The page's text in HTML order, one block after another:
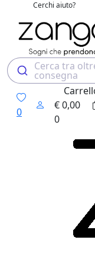
Cerchi aiuto?
Cerca tra
consegna
0
€0,00
0